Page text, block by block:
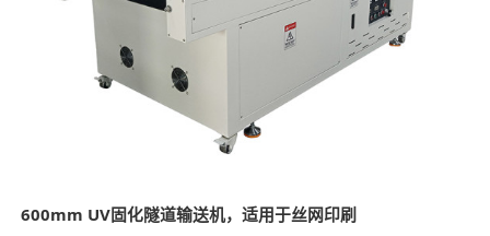
600mm UV固化隧道输送机，适用于丝网印刷